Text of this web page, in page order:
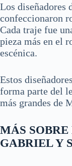
Los diseñadores
confeccionaron
Cada traje fue
pieza más en el
escénica.
Estos
forma parte del
más grandes de
MÁS
GABRIEL Y